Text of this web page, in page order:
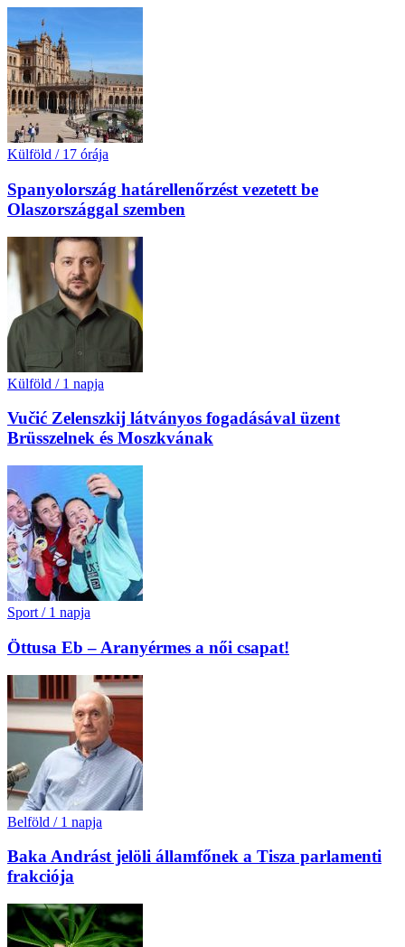
Külföld / 17 órája
Spanyolország határellenőrzést vezetett be
Olaszországgal szemben
Külföld / 1 napja
Vučić Zelenszkij látványos fogadásával üzent
Brüsszelnek és Moszkvának
Sport / 1 napja
Öttusa Eb – Aranyérmes a női csapat!
Belföld / 1 napja
Baka Andrást jelöli államfőnek a Tisza parlamenti
frakciója